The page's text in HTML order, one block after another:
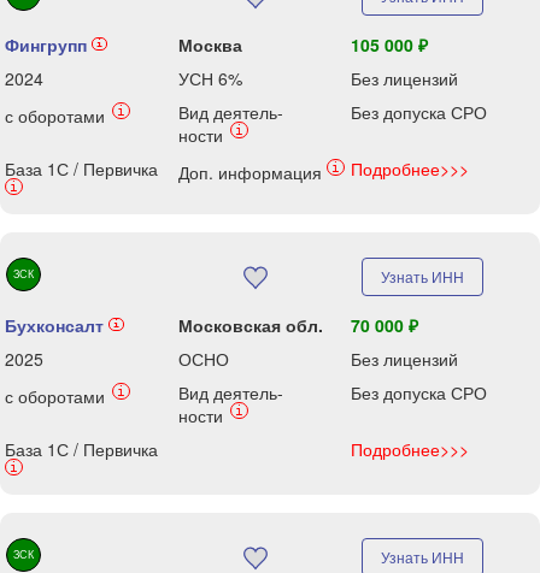
Фингрупп i Москва
105 000 ₽
2024
УСН 6%
Без лицензий
с оборотами
i
Вид деятель-
ности
i
Без допуска СРО
База 1С / Первичка
i
Доп. информация i Подробнее>>>
ЗСК Узнать ИНН
Бухконсалт i Московская обл.
70 000 ₽
2025
ОСНО
Без лицензий
с оборотами
i
Вид деятель-
ности
i
Без допуска СРО
База 1С / Первичка
i
Подробнее>>>
ЗСК Узнать ИНН